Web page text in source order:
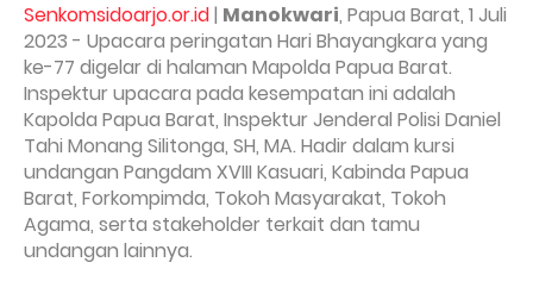
Senkomsidoarjo.or.id| Manokwari, Papua Barat, 1 Juli
2023 - Upacara peringatan Hari Bhayangkara yang
ke-77 digelar di halaman Mapolda Papua Barat.
Inspektur upacara pada kesempatan ini adalah
Kapolda Papua Barat, Inspektur Jenderal Polisi Daniel
Tahi Monang Silitonga, SH, MA. Hadir dalam kursi
undangan Pangdam XVIII Kasuari, Kabinda Papua
Barat, Forkompimda, Tokoh Masyarakat, Tokoh
Agama, serta stakeholder terkait dan tamu
undangan lainnya.